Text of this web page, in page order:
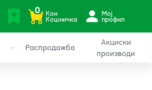
0 Кон
Кошничка
Мој
профил
Распродажба
Акциски
производи